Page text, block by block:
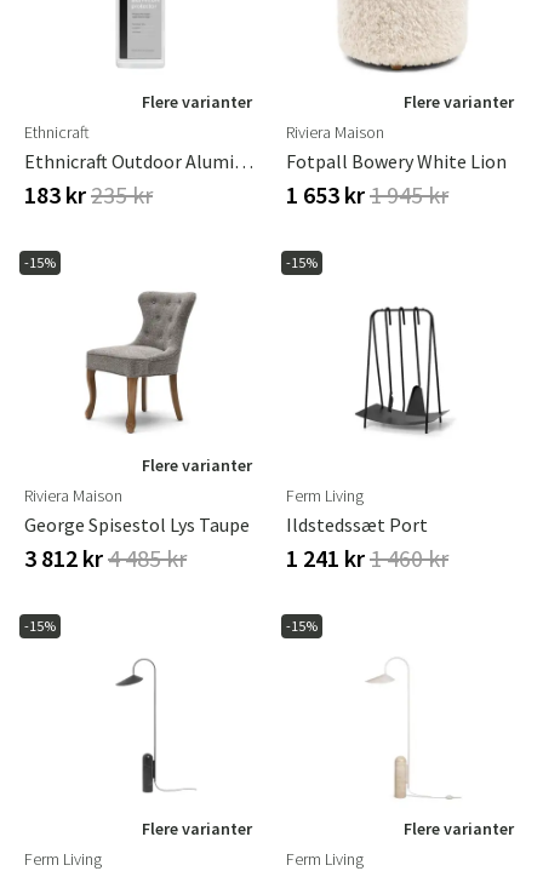
Sverige
Norge
Flere varianter
Ethnicraft
Ethnicraft Outdoor Aluminium Protector 500ml
183 kr235 kr
Flere varianter
Riviera Maison
Fotpall Bowery White Lion
1 653 kr1 945 kr
-15%
Flere varianter
Riviera Maison
George Spisestol Lys Taupe
3 812 kr4 485 kr
-15%
Ferm Living
Ildstedssæt Port
1 241 kr1 460 kr
-15%
Flere varianter
Ferm Living
-15%
Flere varianter
Ferm Living